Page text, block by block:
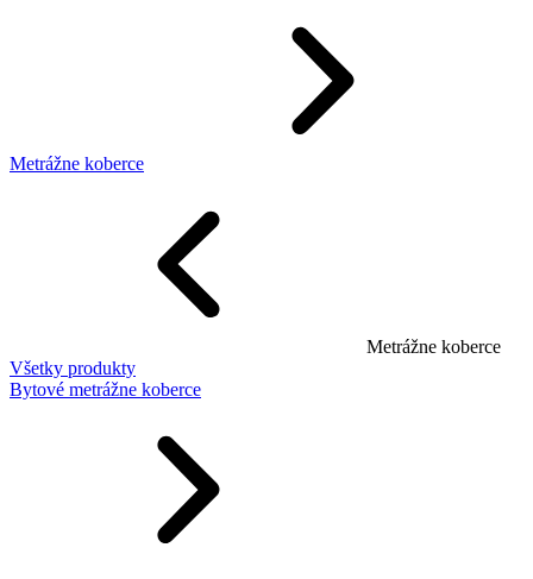
Metrážne koberce
Metrážne koberce
Všetky produkty
Bytové metrážne koberce